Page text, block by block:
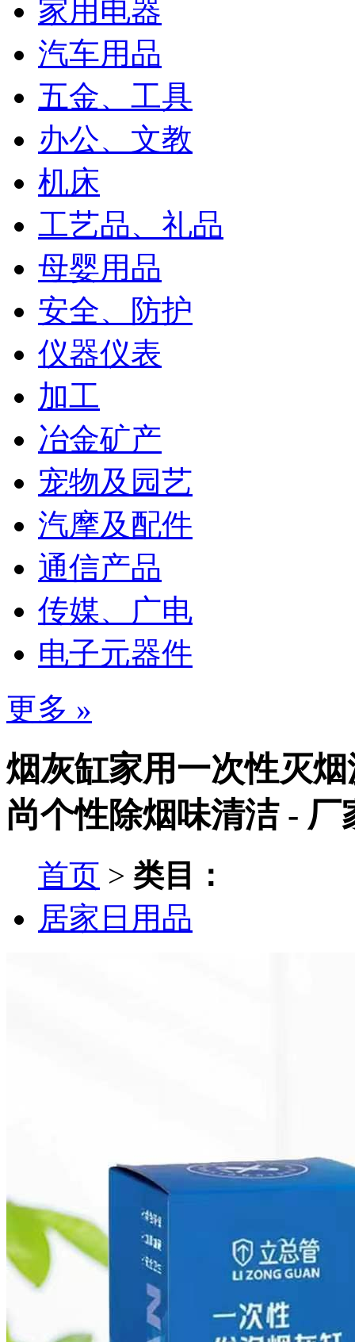
家用电器
汽车用品
五金、工具
办公、文教
机床
工艺品、礼品
母婴用品
安全、防护
仪器仪表
加工
冶金矿产
宠物及园艺
汽摩及配件
通信产品
传媒、广电
电子元器件
更多 »
烟灰缸家用一次性灭
尚个性除烟味清洁 - 厂
首页 > 类目：
居家日用品